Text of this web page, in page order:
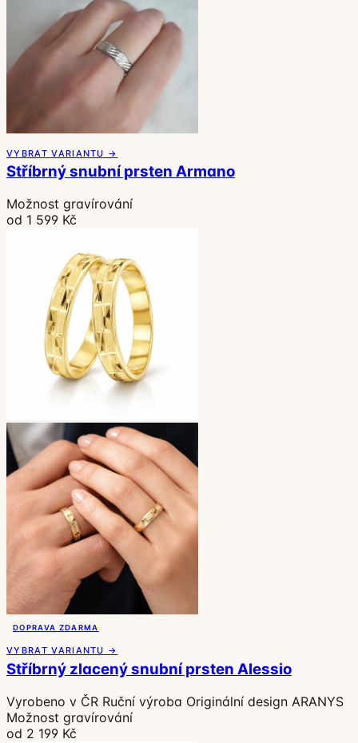
VYBRAT VARIANTU →
Stříbrný snubní prsten Armano
Možnost gravírování
od 1 599 Kč
DOPRAVA ZDARMA
VYBRAT VARIANTU →
Stříbrný zlacený snubní prsten Alessio
Vyrobeno v ČR Ruční výroba Originální design ARANYS
Možnost gravírování
od 2 199 Kč